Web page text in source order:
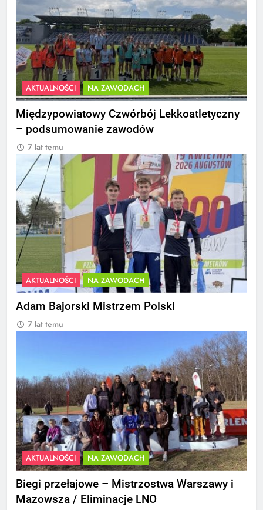
AKTUALNOŚCI NA ZAWODACH
Międzypowiatowy Czwórbój Lekkoatletyczny
– podsumowanie zawodów
7 lat temu
AKTUALNOŚCI NA ZAWODACH
Adam Bajorski Mistrzem Polski
7 lat temu
AKTUALNOŚCI NA ZAWODACH
Biegi przełajowe – Mistrzostwa Warszawy i
Mazowsza / Eliminacje LNO